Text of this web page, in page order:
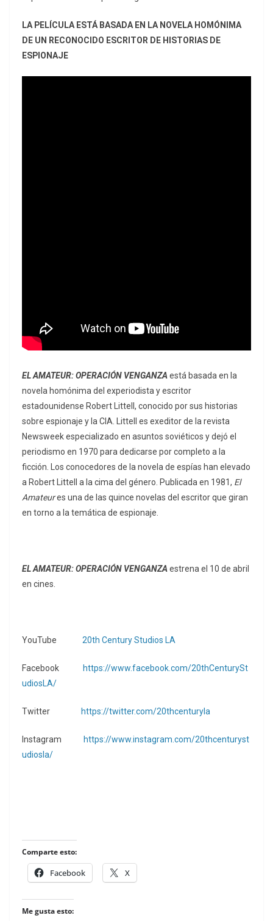
LA PELÍCULA ESTÁ BASADA EN LA NOVELA HOMÓNIMA
DE UN RECONOCIDO ESCRITOR DE HISTORIAS DE
ESPIONAJE
EL AMATEUR: OPERACIÓN VENGANZA está basada en la
novela homónima del experiodista y escritor
estadounidense Robert Littell, conocido por sus historias
sobre espionaje y la CIA. Littell es exeditor de la revista
Newsweek especializado en asuntos soviéticos y dejó el
periodismo en 1970 para dedicarse por completo a la
ficción. Los conocedores de la novela de espías han elevado
a Robert Littell a la cima del género. Publicada en 1981, El
Amateures una de las quince novelas del escritor que giran
en torno a la temática de espionaje.
EL AMATEUR: OPERACIÓN VENGANZA estrena el 10 de abril
en cines.
YouTube 20th Century Studios LA
Facebook
https://www.facebook.com/20thCenturySt
udiosLA/
Twitter https://twitter.com/20thcenturyla
Instagram
https://www.instagram.com/20thcenturyst
udiosla/
Comparte esto:
Facebook X
Me gusta esto: